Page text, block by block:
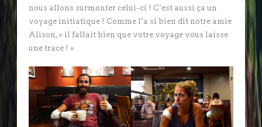
nous allons surmonter celui-ci ! C’est aussi ça un
voyage initiatique ! Comme l’a si bien dit notre amie
Alison, « il fallait bien que votre voyage vous laisse
une trace ! »